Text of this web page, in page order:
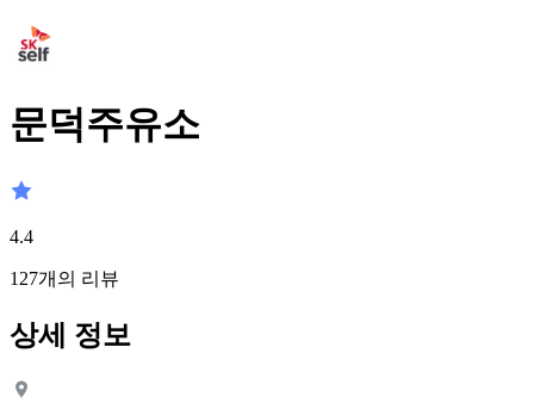
문덕주유소
4.4
127개의 리뷰
상세 정보